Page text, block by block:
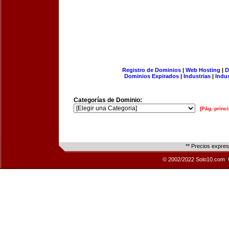
Registro de Dominios| Web Hosting |
Dominios Expirados | Industrias |
Categorías de Dominio:
[Pág.
** Precios
© 2002/2022 Solo10.com